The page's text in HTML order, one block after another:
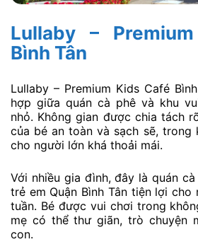
Lullaby –
Bình Tân
Lullaby – Premium Kids Café
hợp giữa quán cà phê và khu
nhỏ. Không gian được chia tách
của bé an toàn và sạch sẽ, trong
cho người lớn khá thoải mái.
Với nhiều gia đình, đây là quán
trẻ em Quận Bình Tân tiện lợi cho
tuần. Bé được vui chơi trong
mẹ có thể thư giãn, trò chuyện
con.